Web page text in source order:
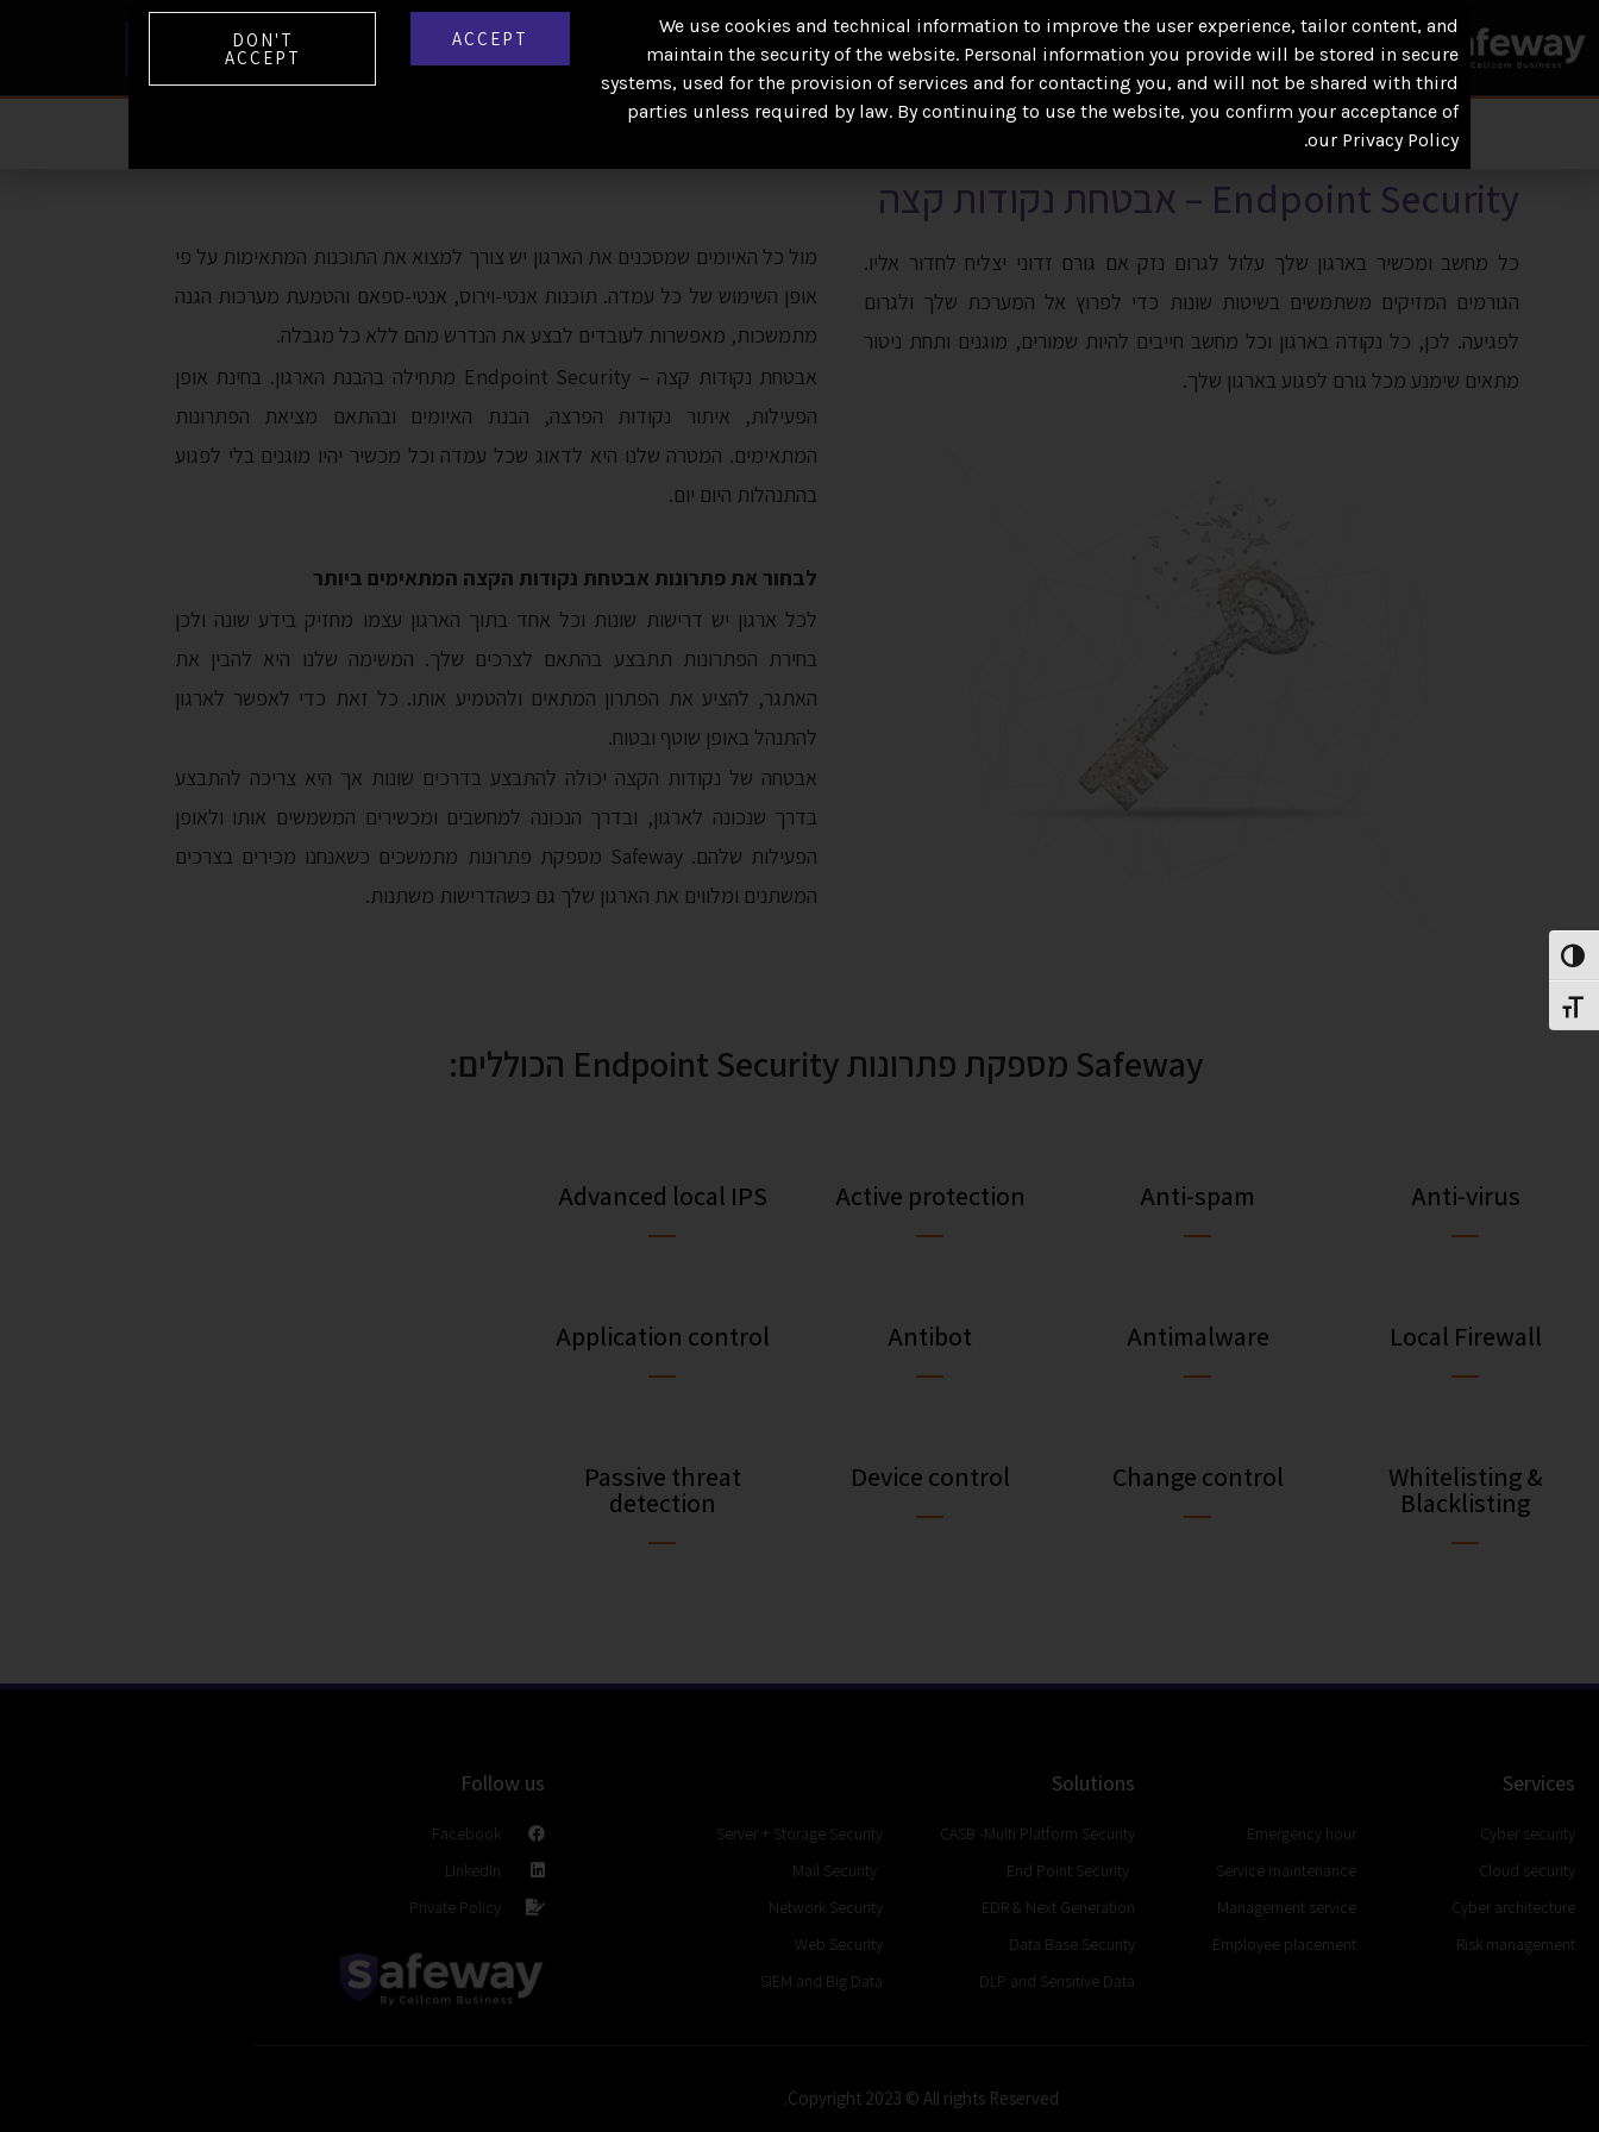
הפעל/כבה ניגודיות גבוהה
מתג גודל גופן
אודותינו תחומי פעילות פתרונות שותפים צור קשר עברית יצירת קשר
Endpoint Security – אבטחת נקודות קצה
כל מחשב ומכשיר בארגון שלך עלול לגרום נזק אם גורם זדוני יצליח לחדור אליו.
הגורמים המזיקים משתמשים בשיטות שונות כדי לפרוץ אל המערכת שלך ולגרום
לפגיעה. לכן, כל נקודה בארגון וכל מחשב חייבים להיות שמורים, מוגנים ותחת ניטור
מתאים שימנע מכל גורם לפגוע בארגון שלך.
מול כל האיומים שמסכנים את הארגון יש צורך למצוא את התוכנות המתאימות על פי
אופן השימוש של כל עמדה. תוכנות אנטי-וירוס, אנטי-ספאם והטמעת מערכות הגנה
מתמשכות, מאפשרות לעובדים לבצע את הנדרש מהם ללא כל מגבלה.
אבטחת נקודות קצה – Endpoint Security מתחילה בהבנת הארגון. בחינת אופן
הפעילות, איתור נקודות הפרצה, הבנת האיומים ובהתאם מציאת הפתרונות
המתאימים. המטרה שלנו היא לדאוג שכל עמדה וכל מכשיר יהיו מוגנים בלי לפגוע
בהתנהלות היום יום.
לבחור את פתרונות אבטחת נקודות הקצה המתאימים ביותר
לכל ארגון יש דרישות שונות וכל אחד בתוך הארגון עצמו מחזיק בידע שונה ולכן
בחירת הפתרונות תתבצע בהתאם לצרכים שלך. המשימה שלנו היא להבין את
האתגר, להציע את הפתרון המתאים ולהטמיע אותו. כל זאת כדי לאפשר לארגון
להתנהל באופן שוטף ובטוח.
אבטחה של נקודות הקצה יכולה להתבצע בדרכים שונות אך היא צריכה להתבצע
בדרך שנכונה לארגון, ובדרך הנכונה למחשבים ומכשירים המשמשים אותו ולאופן
הפעילות שלהם. Safeway מספקת פתרונות מתמשכים כשאנחנו מכירים בצרכים
המשתנים ומלווים את הארגון שלך גם כשהדרישות משתנות.
Safeway מספקת פתרונות Endpoint Security הכוללים:
Anti-virus
Anti-spam
Active protection
Advanced local IPS
Local Firewall
Antimalware
Antibot
Application control
Whitelisting &
Blacklisting
Change control
Device control
Passive threat
detection
Services
Cyber security
Cloud security
Cyber architecture
Risk management
Emergency hour
Service maintenance
Management service
Employee placement
Solutions
CASB -Multi Platform Security
End Point Security
EDR & Next Generation
Data Base Security
DLP and Sensitive Data
Server + Storage Security
Mail Security
Network Security
Web Security
SIEM and Big Data
Follow us
Facebook
LinkedIn
Private Policy
Copyright 2023 © All rights Reserved.
We use cookies and technical information to improve the user experience, tailor content, and
maintain the security of the website. Personal information you provide will be stored in secure
systems, used for the provision of services and for contacting you, and will not be shared with third
parties unless required by law. By continuing to use the website, you confirm your acceptance of
our Privacy Policy.
ACCEPT
DON'T
ACCEPT